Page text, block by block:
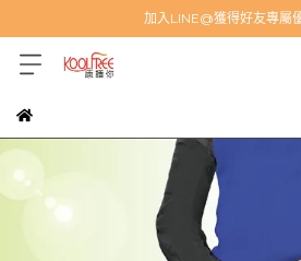
加入LINE@獲得好友專屬